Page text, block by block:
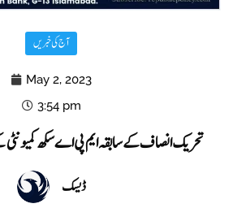
آج کی خبریں
May 2, 2023
3:54 pm
تحریک انصاف کے سابقہ ایم پی اے سکھ کمیونٹی
ڈیسک